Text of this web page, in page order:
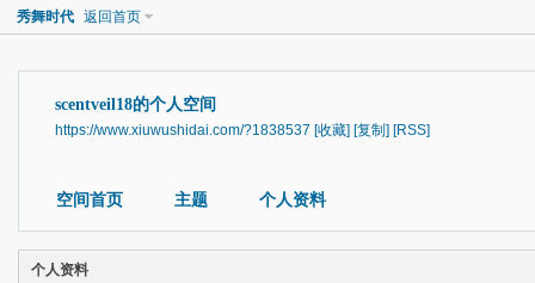
秀舞时代 返回首页
scentveil18的个人空间
https://www.xiuwushidai.com/?1838537 [收藏] [复制] [RSS]
空间首页 主题 个人资料
个人资料